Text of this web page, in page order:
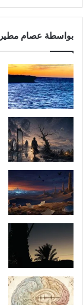
بواسطة عصام مطير